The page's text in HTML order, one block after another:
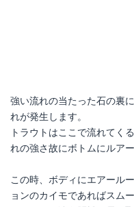
強い流れの当たった石の裏
れが発生します。
トラウトはここで流れてく
れの強さ故にボトムにルア
この時、ボディにエアール
ョンのカイモであればスム